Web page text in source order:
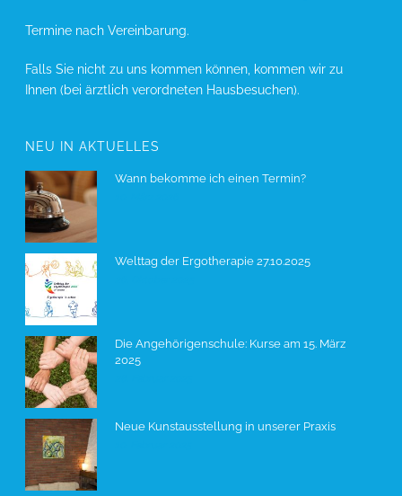
Termine nach Vereinbarung.
Falls Sie nicht zu uns kommen können, kommen wir zu
Ihnen (bei ärztlich verordneten Hausbesuchen).
NEU IN AKTUELLES
Wann bekomme ich einen Termin?
Welttag der Ergotherapie 27.10.2025
Die Angehörigenschule: Kurse am 15. März
2025
Neue Kunstausstellung in unserer Praxis